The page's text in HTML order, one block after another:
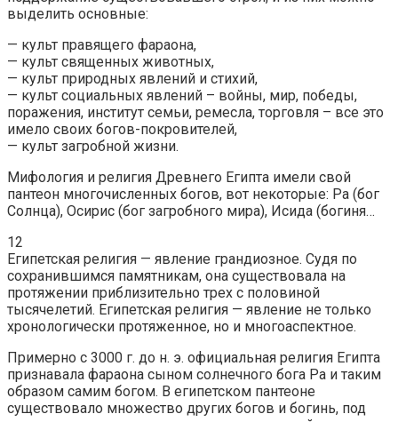
выделить основные:
— культ правящего фараона,
— культ священных животных,
— культ природных явлений и стихий,
— культ социальных явлений – войны, мир, победы,
поражения, институт семьи, ремесла, торговля – все это
имело своих богов-покровителей,
— культ загробной жизни.
Мифология и религия Древнего Египта имели свой
пантеон многочисленных богов, вот некоторые: Ра (бог
Солнца), Осирис (бог загробного мира), Исида (богиня…
12
Египетская религия — явление грандиозное. Судя по
сохранившимся памятникам, она существовала на
протяжении приблизительно трех с половиной
тысячелетий. Египетская религия — явление не только
хронологически протяженное, но и многоаспектное.
Примерно с 3000 г. до н. э. официальная религия Египта
признавала фараона сыном солнечного бога Ра и таким
образом самим богом. В египетском пантеоне
существовало множество других богов и богинь, под